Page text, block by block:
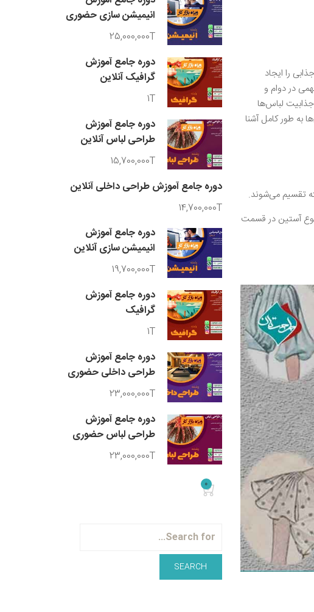
را ایجاد
در دوام و
لباس‌ها
به طور کامل آشنا
تقسیم می‌شوند.
نوع آستین در قسمت
انیمیشن سازی حضوری
25,000,000T
دوره جامع آموزش
گرافیک آنلاین
1T
دوره جامع آموزش
طراحی لباس آنلاین
15,700,000T
دوره جامع آموزش طراحی داخلی آنلاین
14,700,000T
دوره جامع آموزش
انیمیشن سازی آنلاین
19,700,000T
دوره جامع آموزش
گرافیک
1T
دوره جامع آموزش
طراحی داخلی حضوری
23,000,000T
دوره جامع آموزش
طراحی لباس حضوری
23,000,000T
0